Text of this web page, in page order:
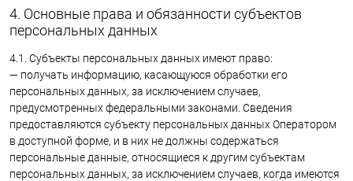
4. Основные права и обязанности субъектов
персональных данных
4.1. Субъекты персональных данных имеют право:
— получать информацию, касающуюся обработки его
персональных данных, за исключением случаев,
предусмотренных федеральными законами. Сведения
предоставляются субъекту персональных данных Оператором
в доступной форме, и в них не должны содержаться
персональные данные, относящиеся к другим субъектам
персональных данных, за исключением случаев, когда имеются